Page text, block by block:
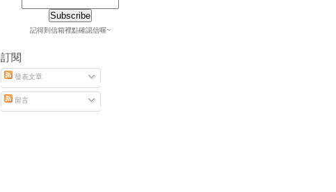
記得到信箱裡點確認信喔~
訂閱
發表文章
留言